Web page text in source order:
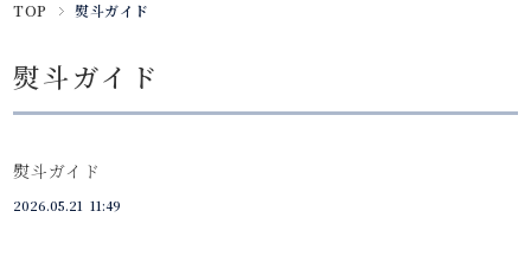
TOP 熨斗ガイド
熨斗ガイド
熨斗ガイド
2026.05.21 11:49